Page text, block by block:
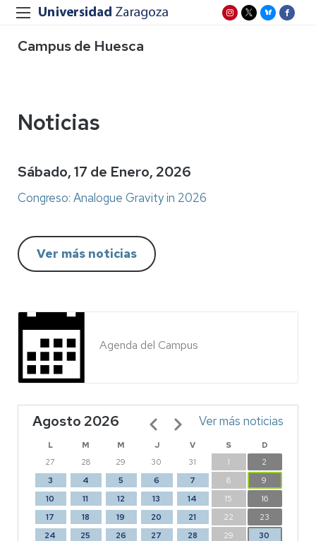
Campus de Huesca
Noticias
Sábado, 17 de Enero, 2026
Congreso: Analogue Gravity in 2026
Ver más noticias
Agenda del Campus
Agosto 2026
L M M J V S
D
27
28 29 30 31 1
2
3
4 5 6 7 8
9
10
11 12 13 14 15
16
17
18 19 20 21 22
23
24
25 26 27 28 29
30
Paginación Ver más noticias